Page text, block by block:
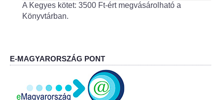
IKSZT - Integrált Közösségi és Szolgáltató Tér
Könyvtár
Rákóczi Mozi
A Kegyes kötet: 3500 Ft-ért megvásárolható a
Könyvtárban.
E-MAGYARORSZÁG PONT